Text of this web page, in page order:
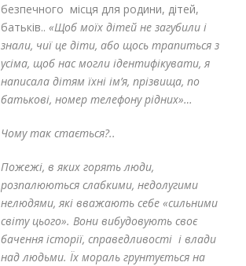
безпечного місця для родини, дітей,
батьків.. «Щоб моїх дітей не загубили і
знали, чиї це діти, або щось трапиться з
усіма, щоб нас могли ідентифікувати, я
написала дітям їхні ім’я, прізвища, по
батькові, номер телефону рідних»…
Чому так стається?..
Пожежі, в яких горять люди,
розпалюються слабкими, недолугими
нелюдями, які вважають себе «сильними
світу цього». Вони вибудовують своє
бачення історії, справедливості і влади
над людьми. Їх мораль грунтується на